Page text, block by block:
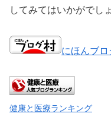
してみてはいかがでし
にほんブロ
健康と医療ランキング